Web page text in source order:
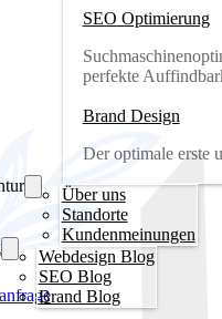
SEO Optimierung
perfekte
Brand Design
Der optimale erste
Über uns
Standorte
Kundenmeinungen
Webdesign Blog
SEO Blog
Brand Blog